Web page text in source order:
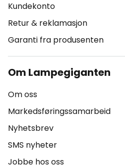
Kundekonto
Retur & reklamasjon
Garanti fra produsenten
Om Lampegiganten
Om oss
Markedsføringssamarbeid
Nyhetsbrev
SMS nyheter
Jobbe hos oss